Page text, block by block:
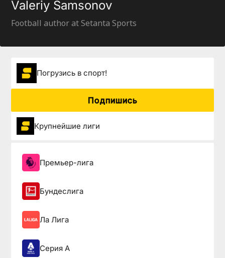
Valeriy Samsonov
Football author at Setanta Sports
Погрузиcь в спорт!
Подпишись
Крупнейшие лиги
Премьер-лига
Бундеслига
Ла Лига
Серия А